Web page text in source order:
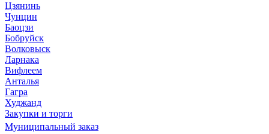
Цзянинь
Чунцин
Баоцзи
Бобруйск
Волковыск
Ларнака
Вифлеем
Анталья
Гагра
Худжанд
Закупки и торги
Муниципальный заказ